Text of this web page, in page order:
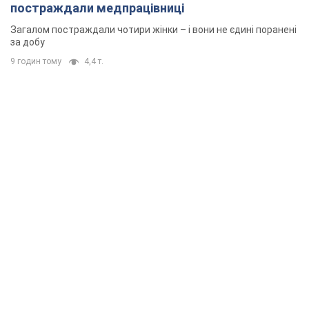
постраждали медпрацівниці
Загалом постраждали чотири жінки – і вони не єдині поранені
за добу
9 годин тому 4,4 т.